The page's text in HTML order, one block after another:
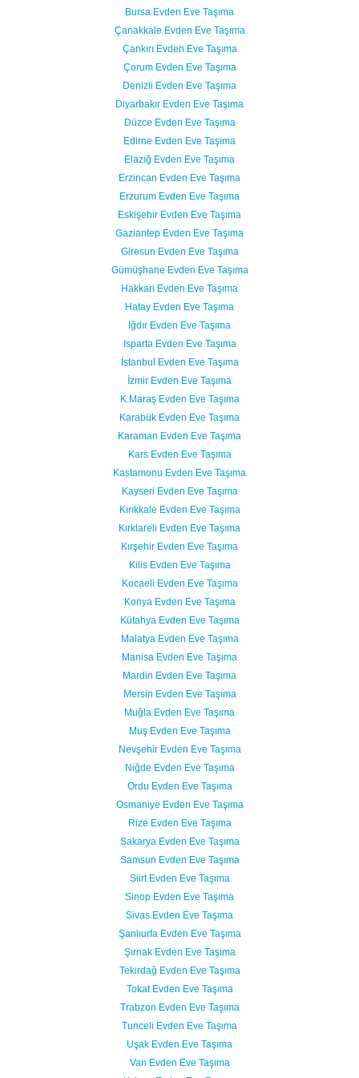
Bursa Evden Eve Taşıma
Çanakkale Evden Eve Taşıma
Çankırı Evden Eve Taşıma
Çorum Evden Eve Taşıma
Denizli Evden Eve Taşıma
Diyarbakır Evden Eve Taşıma
Düzce Evden Eve Taşıma
Edirne Evden Eve Taşıma
Elazığ Evden Eve Taşıma
Erzincan Evden Eve Taşıma
Erzurum Evden Eve Taşıma
Eskişehir Evden Eve Taşıma
Gaziantep Evden Eve Taşıma
Giresun Evden Eve Taşıma
Gümüşhane Evden Eve Taşıma
Hakkari Evden Eve Taşıma
Hatay Evden Eve Taşıma
Iğdır Evden Eve Taşıma
Isparta Evden Eve Taşıma
İstanbul Evden Eve Taşıma
İzmir Evden Eve Taşıma
K.Maraş Evden Eve Taşıma
Karabük Evden Eve Taşıma
Karaman Evden Eve Taşıma
Kars Evden Eve Taşıma
Kastamonu Evden Eve Taşıma
Kayseri Evden Eve Taşıma
Kırıkkale Evden Eve Taşıma
Kırklareli Evden Eve Taşıma
Kırşehir Evden Eve Taşıma
Kilis Evden Eve Taşıma
Kocaeli Evden Eve Taşıma
Konya Evden Eve Taşıma
Kütahya Evden Eve Taşıma
Malatya Evden Eve Taşıma
Manisa Evden Eve Taşıma
Mardin Evden Eve Taşıma
Mersin Evden Eve Taşıma
Muğla Evden Eve Taşıma
Muş Evden Eve Taşıma
Nevşehir Evden Eve Taşıma
Niğde Evden Eve Taşıma
Ordu Evden Eve Taşıma
Osmaniye Evden Eve Taşıma
Rize Evden Eve Taşıma
Sakarya Evden Eve Taşıma
Samsun Evden Eve Taşıma
Siirt Evden Eve Taşıma
Sinop Evden Eve Taşıma
Sivas Evden Eve Taşıma
Şanlıurfa Evden Eve Taşıma
Şırnak Evden Eve Taşıma
Tekirdağ Evden Eve Taşıma
Tokat Evden Eve Taşıma
Trabzon Evden Eve Taşıma
Tunceli Evden Eve Taşıma
Uşak Evden Eve Taşıma
Van Evden Eve Taşıma